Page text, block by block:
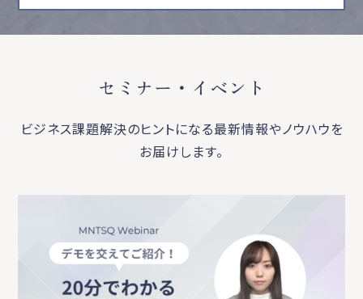
セミナー・イベント
ビジネス課題解決のヒントになる最新情報やノウハウを
お届けします。